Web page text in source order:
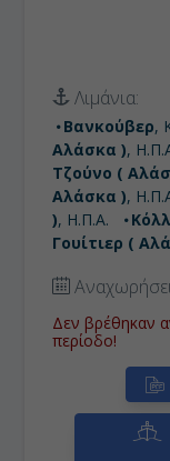
Λιμάνια:
Βανκούβερ,
Αλάσκα ),
Τζούνο (
Αλάσκα ),
), Η.Π.Α.
Γουίτιερ (
Δεν βρέθηκαν
περίοδο!